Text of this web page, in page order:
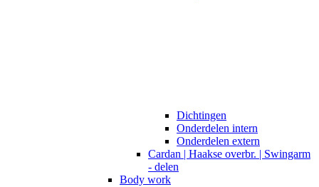
Dichtingen
Onderdelen intern
Onderdelen extern
Cardan | Haakse overbr. | Swingarm
- delen
Body work